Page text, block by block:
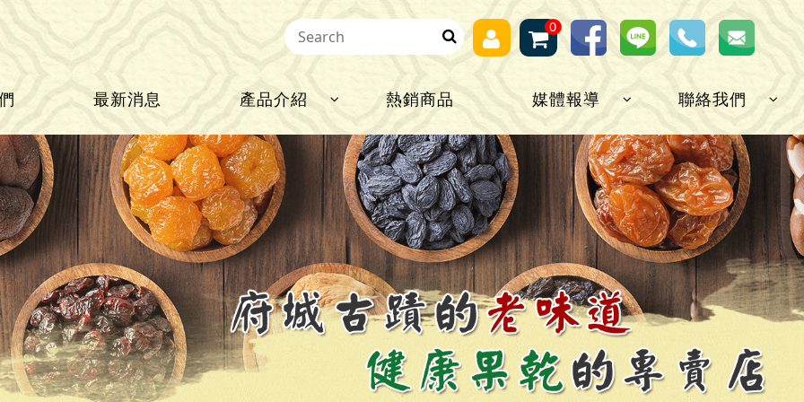
0
最新消息 產品介紹 熱銷商品 媒體報導 聯絡我們